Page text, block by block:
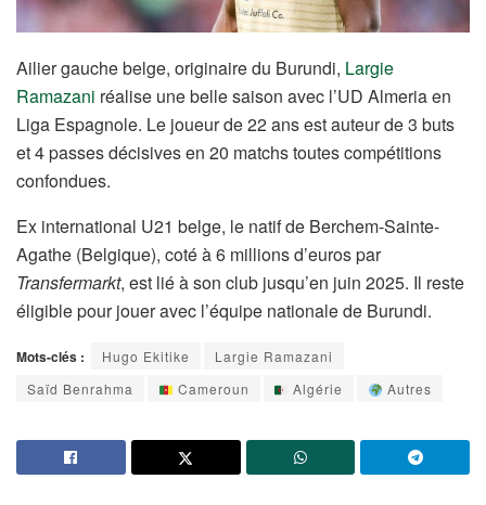
Ailier gauche belge, originaire du Burundi, Largie
Ramazani réalise une belle saison avec l’UD Almeria en
Liga Espagnole. Le joueur de 22 ans est auteur de 3 buts
et 4 passes décisives en 20 matchs toutes compétitions
confondues.
Ex international U21 belge, le natif de Berchem-Sainte-
Agathe (Belgique), coté à 6 millions d’euros par
Transfermarkt, est lié à son club jusqu’en juin 2025. Il reste
éligible pour jouer avec l’équipe nationale de Burundi.
Mots-clés : Hugo Ekitike
Largie Ramazani
Saïd Benrahma
Cameroun Algérie Autres